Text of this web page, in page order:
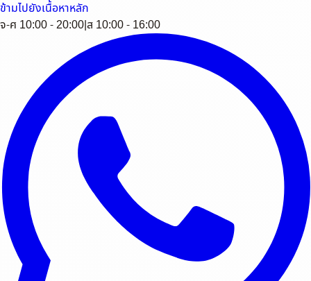
ข้ามไปยังเนื้อหาหลัก
จ-ศ 10:00 - 20:00|ส 10:00 - 16:00